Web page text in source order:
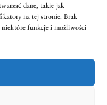
dane, takie jak
na tej stronie. Brak
niektóre funkcje i możliwości